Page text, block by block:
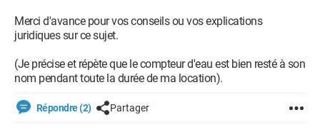
Merci d'avance pour vos conseils ou vos explications
juridiques sur ce sujet.
(Je précise et répète que le compteur d'eau est bien resté à son
nom pendant toute la durée de ma location).
Répondre (2) Partager